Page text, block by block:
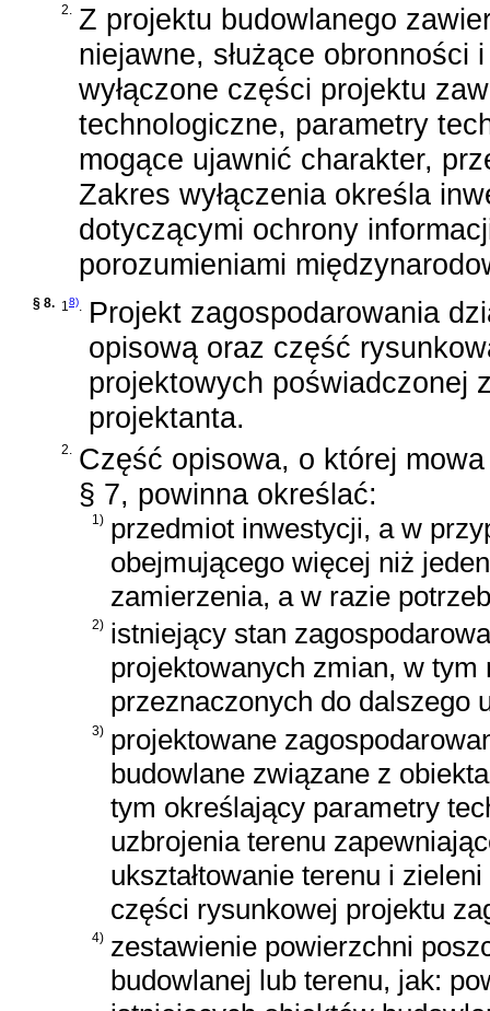
2.
Z projektu budowlanego
niejawne, służące
wyłączone części projektu
technologiczne, parametry
mogące ujawnić charakter,
Zakres wyłączenia określa
dotyczącymi ochrony
porozumieniami
§ 8. 1 8)
Projekt zagospodarowania
opisową oraz część
projektowych poświadczonej
projektanta.
2.
Część opisowa, o której
§ 7, powinna określać:
1) przedmiot inwestycji, a w
obejmującego więcej niż
zamierzenia, a w razie
2) istniejący stan
projektowanych zmian, w
przeznaczonych do dalszego
3) projektowane
budowlane związane z
tym określający parametry
uzbrojenia terenu
ukształtowanie terenu i
części rysunkowej projektu
4) zestawienie powierzchni
budowlanej lub terenu, jak: